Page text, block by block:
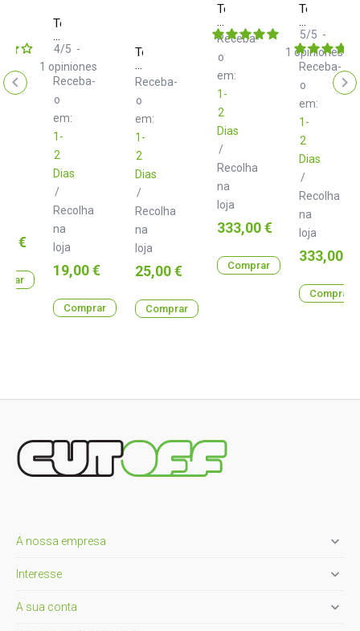
€
Teenage
Field
Textile
USB
C
to
C
Cable
Receba-
o
em:
1-
2
Dias
/
Recolha
na
loja
4/5 -
1 opiniones
Preço
19,00 €
Comprar
Teenage
Field
Textile
Audio
Cable
mm
-
2x
RCA
Receba-
o
em:
1-
2
Dias
/
Recolha
na
loja
Preço
25,00 €
Comprar
Teenage
Medieval
EP-
1320
Receba-
o
em:
1-
2
Dias
/
Recolha
na
loja
Preço
333,00 €
Comprar
Teenage
EP-
133
K.O.
II
128MB
Receba-
o
em:
1-
2
Dias
/
Recolha
na
loja
5/5 -
1 opiniones
Preço
333,00 €
Comprar
A nossa empresa 
Interesse 
A sua conta 